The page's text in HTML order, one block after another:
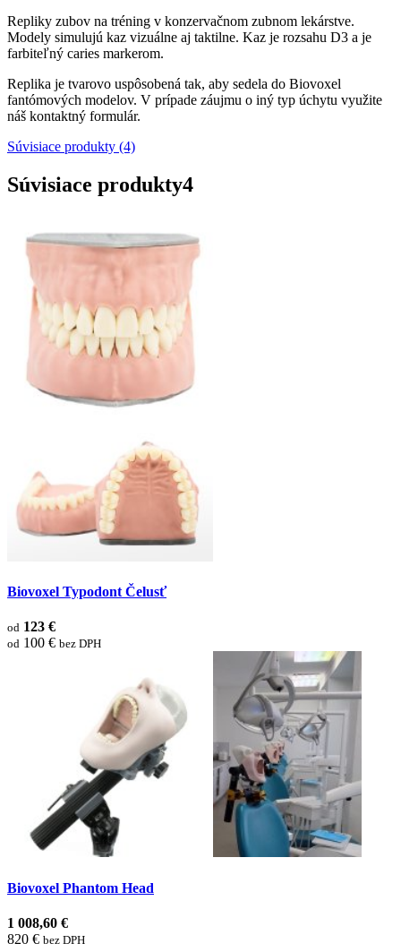
Repliky zubov na tréning v konzervačnom zubnom lekárstve.
Modely simulujú kaz vizuálne aj taktilne. Kaz je rozsahu D3 a je
farbiteľný caries markerom.
Replika je tvarovo uspôsobená tak, aby sedela do Biovoxel
fantómových modelov. V prípade záujmu o iný typ úchytu využite
náš kontaktný formulár.
Súvisiace produkty (4)
Súvisiace produkty4
Biovoxel Typodont Čelusť
od 123 €
od 100 € bez DPH
Biovoxel Phantom Head
1 008,60 €
820 € bez DPH